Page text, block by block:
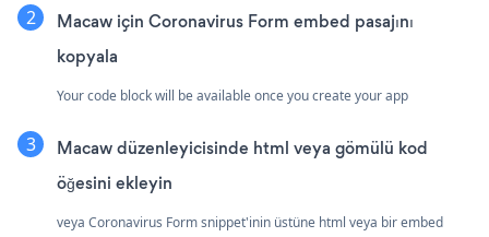
Macaw için Coronavirus Form embed pasajını
kopyala
Your code block will be available once you create your app
Macaw düzenleyicisinde html veya gömülü kod
öğesini ekleyin
veya Coronavirus Form snippet'inin üstüne html veya bir embed